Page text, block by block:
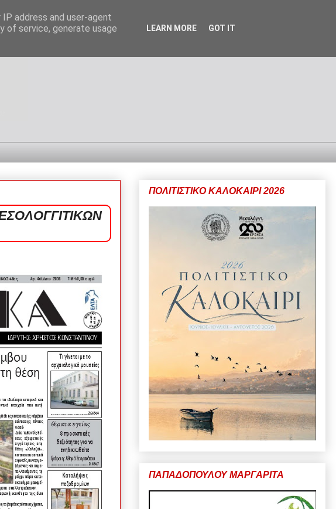
ΠΟΛΙΤΙΣΤΙΚΟ ΚΑΛΟΚΑΙΡΙ 2026
ΠΑΠΑΔΟΠΟΥΛΟΥ ΜΑΡΓΑΡΙΤΑ
address and user-agent
of service, generate usage
LEARN MORE GOT IT